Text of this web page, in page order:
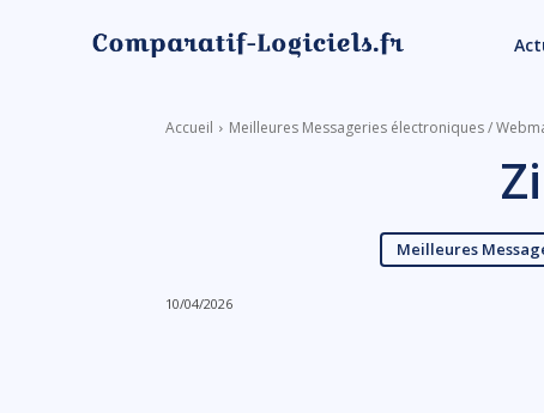
Accueil Meilleures Messageries électroniques /
Meilleures
10/04/2026